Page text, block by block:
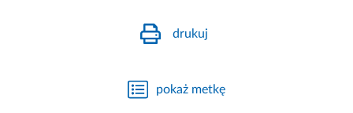
drukuj
pokaż metkę